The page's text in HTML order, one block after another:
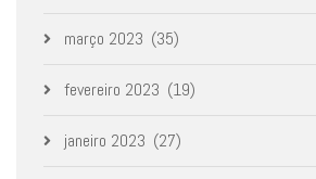
março 2023 (35)
fevereiro 2023 (19)
janeiro 2023 (27)